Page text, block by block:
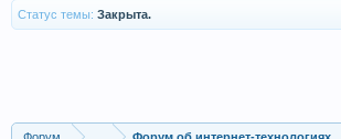
Статус темы: Закрыта.